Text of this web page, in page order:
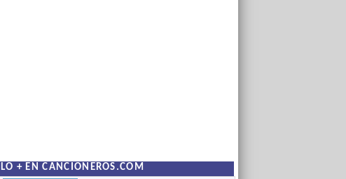
LO + EN CANCIONEROS.COM